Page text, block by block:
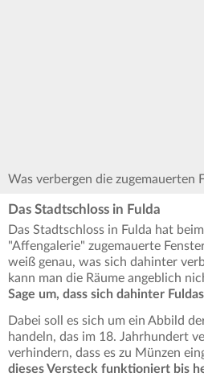
Was verbergen die zugemauerten
Das Stadtschloss in Fulda
Das Stadtschloss in Fulda hat
"Affengalerie" zugemauerte
weiß genau, was sich dahinter
kann man die Räume angeblich
Sage um, dass sich dahinter
Dabei soll es sich um ein Abbild
handeln, das im 18. Jahrhundert
verhindern, dass es zu Münzen
dieses Versteck funktioniert bis